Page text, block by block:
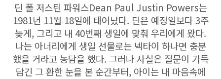
딘 폴 저스틴 파워스Dean Paul Justin Powers는
1981년 11월 18일에 태어났다. 딘은 예정일보다 3주
늦게, 그리고 내 40번째 생일에 맞춰 우리에게 왔다.
나는 아너리에게 생일 선물로는 넥타이 하나면 충분
했을 거라고 농담을 했다. 그러나 사실은 질문이 가득
담긴 그 환한 눈을 본 순간부터, 아이는 내 마음속에